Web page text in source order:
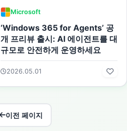
Microsoft
‘Windows 365 for Agents’ 공
개 프리뷰 출시: AI 에이전트를 대
규모로 안전하게 운영하세요
2026.05.01
이전 페이지